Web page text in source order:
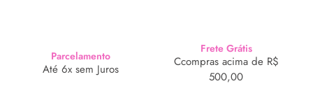
Parcelamento
Até 6x sem Juros
Frete Grátis
Ccompras acima de R$
500,00